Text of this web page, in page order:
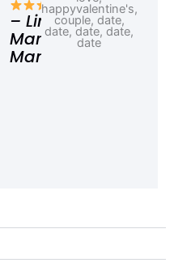
– Linda,
Marketing
Manager